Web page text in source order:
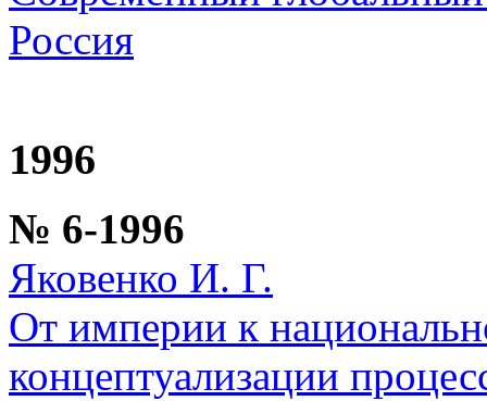
Россия
1996
№ 6-1996
Яковенко И. Г.
От империи к
концептуализации